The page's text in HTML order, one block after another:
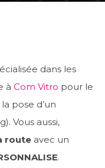
dans les
à Com Vitro pour le
pose d’un
Vous aussi,
route avec un
.